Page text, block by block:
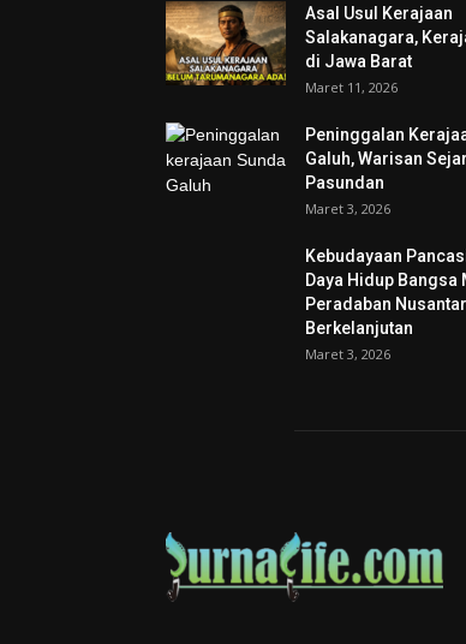
Asal Usul Kerajaan
Salakanagara,
di Jawa Barat
Maret 11, 2026
Peninggalan
Galuh, Warisan
Pasundan
Maret 3, 2026
Kebudayaan
Daya Hidup Bangsa
Peradaban
Berkelanjutan
Maret 3, 2026